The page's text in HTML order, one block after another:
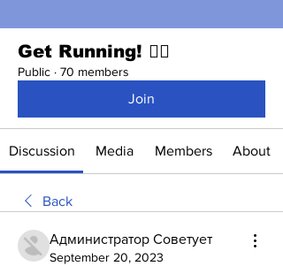
Get Running! 🏃‍♀️
Public · 70 members
Join
Discussion Media Members About
Back
Администратор Советует
September 20, 2023